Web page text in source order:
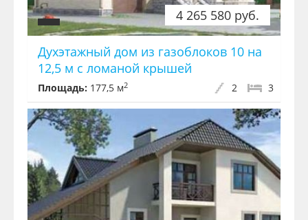
4 265 580 руб.
Духэтажный дом из газоблоков 10 на
12,5 м с ломаной крышей
Площадь: 177,5 м2 3
2